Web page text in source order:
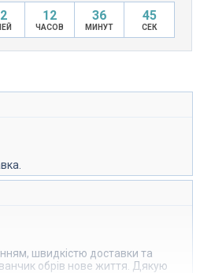
12
ЧАСОВ
36
МИНУТ
44
СЕК
швидкістю доставки та
обрів нове життя. Дякую